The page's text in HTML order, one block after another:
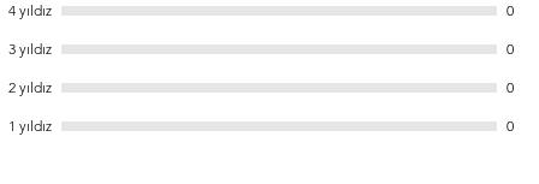
4 yıldız 0
3 yıldız 0
2 yıldız 0
1 yıldız 0